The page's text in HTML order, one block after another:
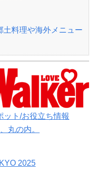
土料理や海外メニュー
ット/お役立ち情報
丸の内。
2025